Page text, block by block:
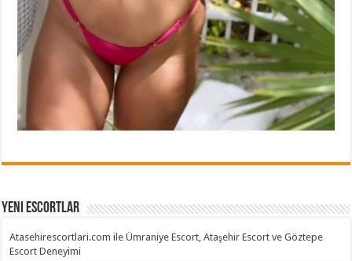
Yeni Escortlar
Atasehirescortlari.com ile Ümraniye Escort, Ataşehir Escort ve Göztepe
Escort Deneyimi